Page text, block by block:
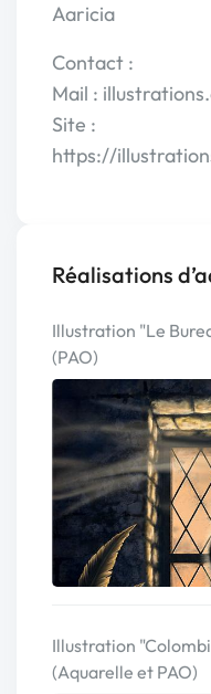
Aaricia
Contact :
Mail :
Site :
https://
Réalisations
Illustration "Le
(PAO)
Illustration
(Aquarelle et PAO)